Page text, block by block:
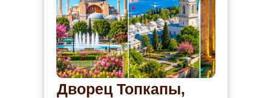
Дворец Топкапы,